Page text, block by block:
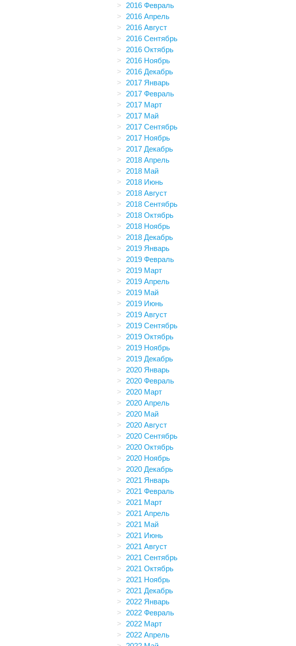
2016 Февраль
2016 Апрель
2016 Август
2016 Сентябрь
2016 Октябрь
2016 Ноябрь
2016 Декабрь
2017 Январь
2017 Февраль
2017 Март
2017 Май
2017 Сентябрь
2017 Ноябрь
2017 Декабрь
2018 Апрель
2018 Май
2018 Июнь
2018 Август
2018 Сентябрь
2018 Октябрь
2018 Ноябрь
2018 Декабрь
2019 Январь
2019 Февраль
2019 Март
2019 Апрель
2019 Май
2019 Июнь
2019 Август
2019 Сентябрь
2019 Октябрь
2019 Ноябрь
2019 Декабрь
2020 Январь
2020 Февраль
2020 Март
2020 Апрель
2020 Май
2020 Август
2020 Сентябрь
2020 Октябрь
2020 Ноябрь
2020 Декабрь
2021 Январь
2021 Февраль
2021 Март
2021 Апрель
2021 Май
2021 Июнь
2021 Август
2021 Сентябрь
2021 Октябрь
2021 Ноябрь
2021 Декабрь
2022 Январь
2022 Февраль
2022 Март
2022 Апрель